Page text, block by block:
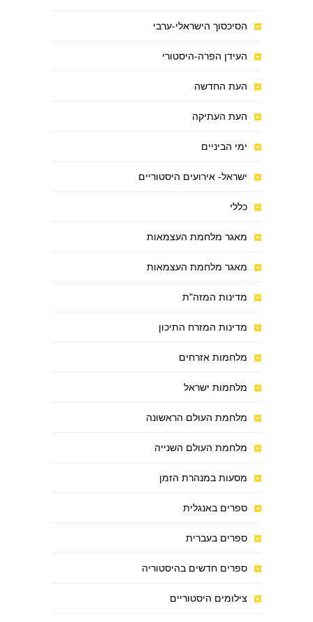
הסיכסוך הישראלי-ערבי
העידן הפרה-היסטורי
העת החדשה
העת העתיקה
ימי הביניים
ישראל- אירועים היסטוריים
כללי
מאגר מלחמת העצמאות
מאגר מלחמת העצמאות
מדינות המזה"ת
מדינות המזרח התיכון
מלחמות אזרחים
מלחמות ישראל
מלחמת העולם הראשונה
מלחמת העולם השנייה
מסעות במנהרת הזמן
ספרים באנגלית
ספרים בעברית
ספרים חדשים בהיסטוריה
צילומים היסטוריים